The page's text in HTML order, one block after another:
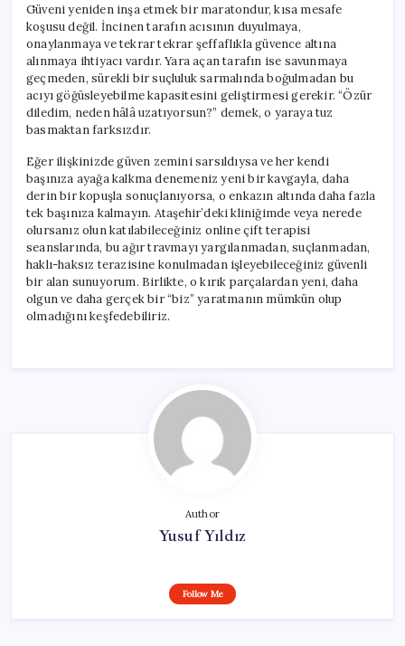
Güveni yeniden inşa etmek bir maratondur, kısa mesafe
koşusu değil. İncinen tarafın acısının duyulmaya,
onaylanmaya ve tekrar tekrar şeffaflıkla güvence altına
alınmaya ihtiyacı vardır. Yara açan tarafın ise savunmaya
geçmeden, sürekli bir suçluluk sarmalında boğulmadan bu
acıyı göğüsleyebilme kapasitesini geliştirmesi gerekir. “Özür
diledim, neden hâlâ uzatıyorsun?” demek, o yaraya tuz
basmaktan farksızdır.
Eğer ilişkinizde güven zemini sarsıldıysa ve her kendi
başınıza ayağa kalkma denemeniz yeni bir kavgayla, daha
derin bir kopuşla sonuçlanıyorsa, o enkazın altında daha fazla
tek başınıza kalmayın. Ataşehir’deki kliniğimde veya nerede
olursanız olun katılabileceğiniz online çift terapisi
seanslarında, bu ağır travmayı yargılanmadan, suçlanmadan,
haklı-haksız terazisine konulmadan işleyebileceğiniz güvenli
bir alan sunuyorum. Birlikte, o kırık parçalardan yeni, daha
olgun ve daha gerçek bir “biz” yaratmanın mümkün olup
olmadığını keşfedebiliriz.
Author
Yusuf Yıldız
Follow Me